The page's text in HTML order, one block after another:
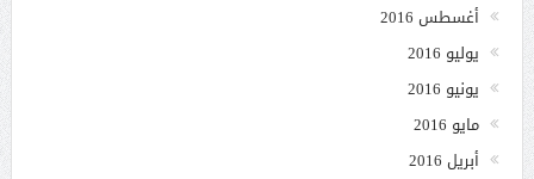
أغسطس 2016
يوليو 2016
يونيو 2016
مايو 2016
أبريل 2016